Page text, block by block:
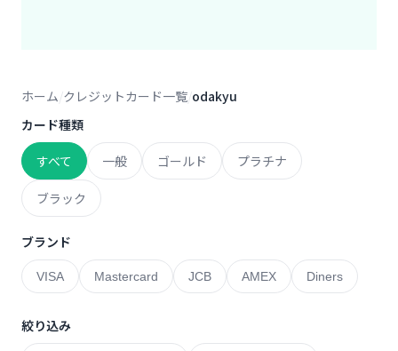
ホーム クレジットカード一覧 odakyu
カード種類
すべて 一般 ゴールド プラチナ
ブラック
ブランド
VISA Mastercard JCB AMEX Diners
絞り込み